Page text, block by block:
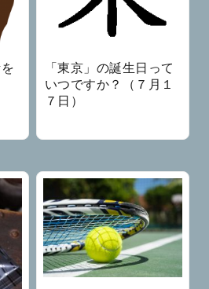
「東京」の誕生日って
いつですか？（７月１
７日）